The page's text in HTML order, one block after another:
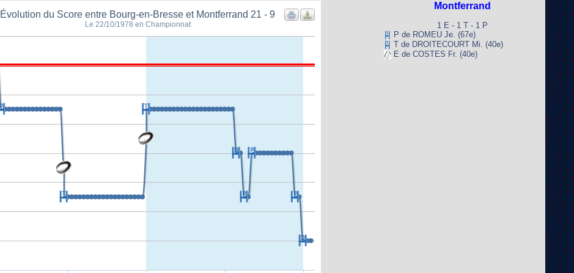
Évolution du Score entre Bourg-en-Bresse et Montferrand 21 - 9
Le 22/10/1978 en Championnat
Montferrand
1 E - 1 T - 1 P
P de ROMEU Je. (67e)
T de DROITECOURT Mi. (40e)
E de COSTES Fr. (40e)